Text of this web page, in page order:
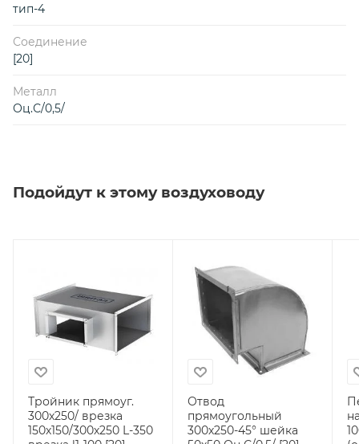
тип-4
Соединение
[20]
Металл
Оц.С/0,5/
Подойдут к этому воздуховоду
Тройник прямоуг.
300х250/ врезка
150х150/300х250 L-350
Отвод
прямоугольный
300х250-45° шейка